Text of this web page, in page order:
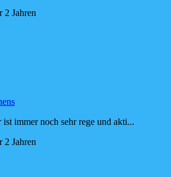
2 Jahren
immer noch sehr rege und akti...
2 Jahren